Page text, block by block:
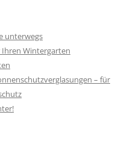
unterwegs
Wintergarten
– für